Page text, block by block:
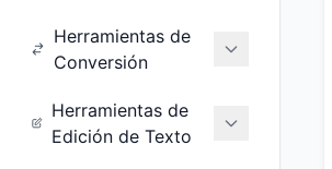
Herramientas de
Conversión
Herramientas de
Edición de Texto